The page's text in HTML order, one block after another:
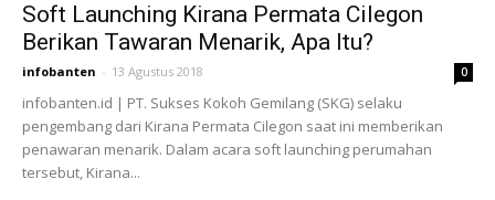
Soft Launching Kirana Permata Cilegon
Berikan Tawaran Menarik, Apa Itu?
infobanten - 13 Agustus 2018 0
infobanten.id | PT. Sukses Kokoh Gemilang (SKG) selaku
pengembang dari Kirana Permata Cilegon saat ini memberikan
penawaran menarik. Dalam acara soft launching perumahan
tersebut, Kirana...